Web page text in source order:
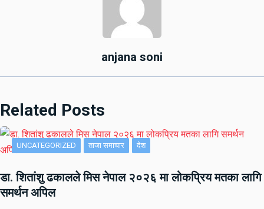
anjana soni
Related Posts
UNCATEGORIZED ताजा समाचार देश
डा. शितांशु ढकालले मिस नेपाल २०२६ मा लोकप्रिय मतका लागि
समर्थन अपिल